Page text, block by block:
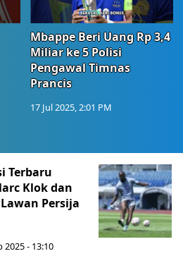
Mbappe Beri Uang Rp 3,4
Miliar ke 5 Polisi
Pengawal Timnas
Prancis
17 Jul 2025, 2:01 PM
Terbaru
Klok dan
Persija
2025 - 13:10